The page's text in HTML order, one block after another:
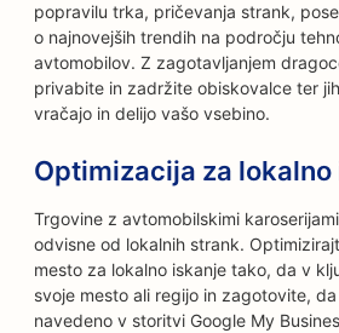
popravilu trka, pričevanja strank,
o najnovejših trendih na področju
avtomobilov. Z zagotavljanjem
privabite in zadržite obiskovalce ter
vračajo in delijo vašo vsebino.
Optimizacija za lokalno
Trgovine z avtomobilskimi
odvisne od lokalnih strank.
mesto za lokalno iskanje tako, da v
svoje mesto ali regijo in zagotovite,
navedeno v storitvi Google My